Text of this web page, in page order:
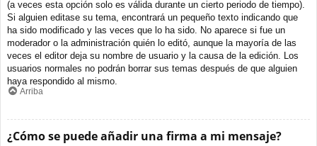
(a veces esta opción solo es válida durante un cierto periodo de tiempo).
Si alguien editase su tema, encontrará un pequeño texto indicando que
ha sido modificado y las veces que lo ha sido. No aparece si fue un
moderador o la administración quién lo editó, aunque la mayoría de las
veces el editor deja su nombre de usuario y la causa de la edición. Los
usuarios normales no podrán borrar sus temas después de que alguien
haya respondido al mismo.
Arriba
¿Cómo se puede añadir una firma a mi mensaje?